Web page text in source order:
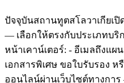
ปัจจุบันสถานทูตสโลวาเกียเ
— เลือกให้ตรงกับประเภทบริ
หน้าเคาน์เตอร์: - อีเมลถึงแ
เอกสารพิเศษ ขอใบรับรอง หรื
ออนไลน์ผ่านเว็บไซต์ทางการ